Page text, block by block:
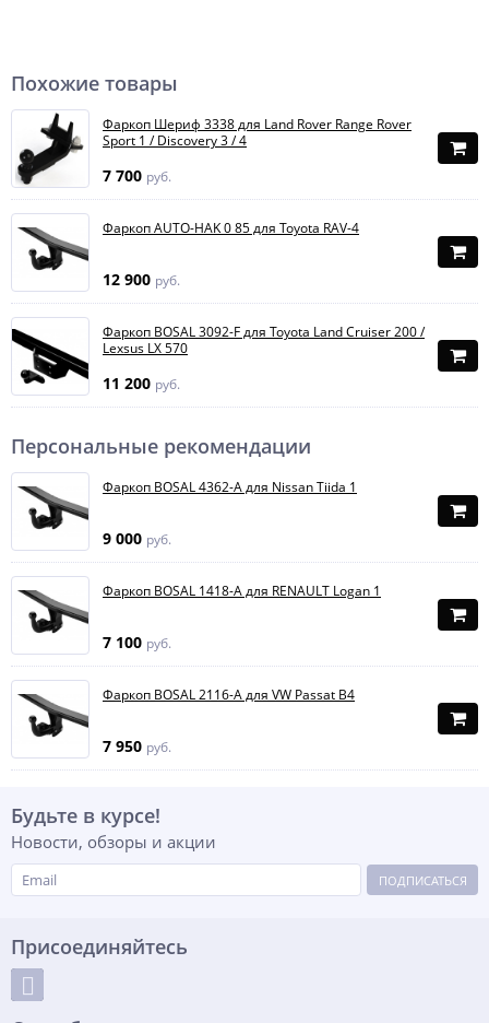
Похожие товары
Фаркоп Шериф 3338 для Land Rover Range Rover
Sport 1 / Discovery 3 / 4
7 700 руб.
Фаркоп AUTO-HAK 0 85 для Toyota RAV-4
12 900 руб.
Фаркоп BOSAL 3092-F для Toyota Land Cruiser 200 /
Lexsus LX 570
11 200 руб.
Персональные рекомендации
Фаркоп BOSAL 4362-A для Nissan Tiida 1
9 000 руб.
Фаркоп BOSAL 1418-A для RENAULT Logan 1
7 100 руб.
Фаркоп BOSAL 2116-A для VW Passat B4
7 950 руб.
Будьте в курсе!
Новости, обзоры и акции
ПОДПИСАТЬСЯ
Присоединяйтесь